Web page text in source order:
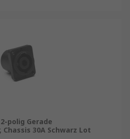
polig Gerade
30A Schwarz Lot